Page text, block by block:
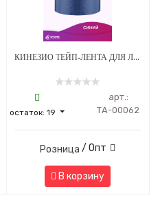
КИНЕЗИО ТЕЙП-ЛЕНТА ДЛЯ ЛИЦА И ТЕЛА 5 СМ Х 5М СИНИЙ
остаток:19
арт.:
ТА-00062
Розница / Опт
В корзину